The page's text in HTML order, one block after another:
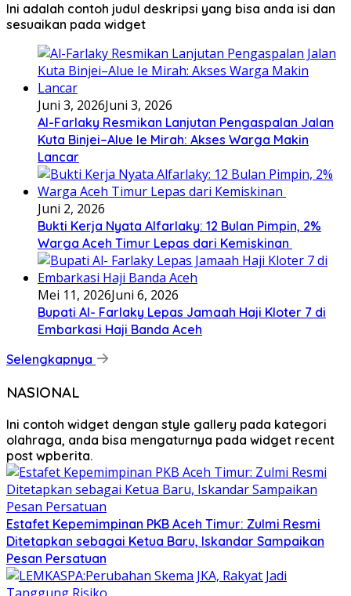
Ini adalah contoh judul deskripsi yang bisa anda isi dan
sesuaikan pada widget
Juni 3, 2026Juni 3, 2026
Al-Farlaky Resmikan Lanjutan Pengaspalan Jalan
Kuta Binjei–Alue Ie Mirah: Akses Warga Makin
Lancar
Juni 2, 2026
Bukti Kerja Nyata Alfarlaky: 12 Bulan Pimpin, 2%
Warga Aceh Timur Lepas dari Kemiskinan ‎
Mei 11, 2026Juni 6, 2026
Bupati Al- Farlaky Lepas Jamaah Haji Kloter 7 di
Embarkasi Haji Banda Aceh
Selengkapnya
NASIONAL
Ini contoh widget dengan style gallery pada kategori
olahraga, anda bisa mengaturnya pada widget recent
post wpberita.
Estafet Kepemimpinan PKB Aceh Timur: Zulmi Resmi
Ditetapkan sebagai Ketua Baru, Iskandar Sampaikan
Pesan Persatuan